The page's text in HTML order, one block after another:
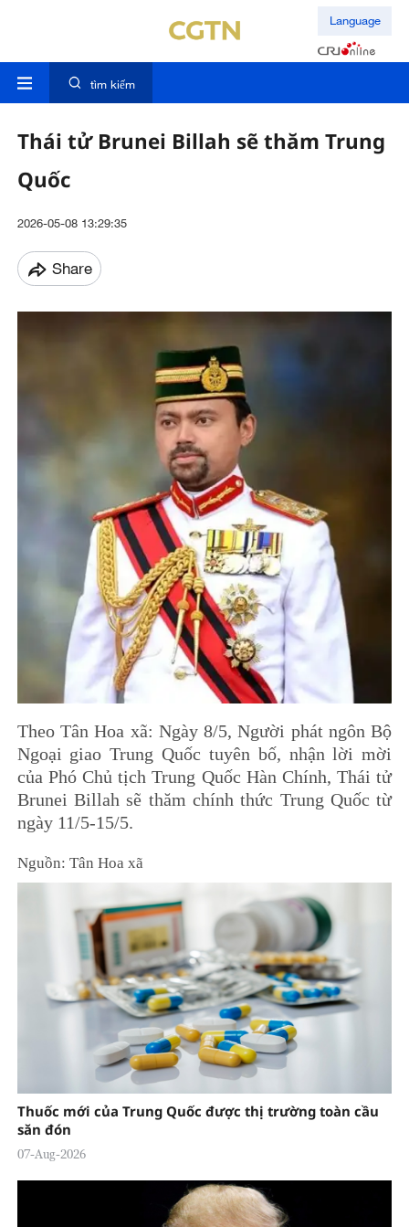
Language
tìm kiếm
Thái tử Brunei Billah sẽ thăm Trung
Quốc
2026-05-08 13:29:35
Share
Theo Tân Hoa xã: Ngày 8/5, Người phát ngôn Bộ
Ngoại giao Trung Quốc tuyên bố, nhận lời mời
của Phó Chủ tịch Trung Quốc Hàn Chính, Thái tử
Brunei Billah sẽ thăm chính thức Trung Quốc từ
ngày 11/5-15/5.
Nguồn: Tân Hoa xã
Thuốc mới của Trung Quốc được thị trường toàn cầu
săn đón
07-Aug-2026